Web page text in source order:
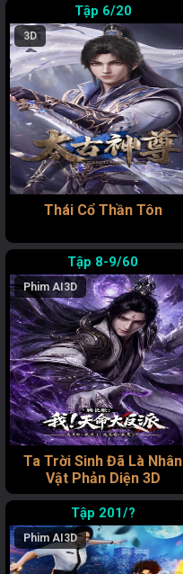
6/20
3D
Thái Cổ Thần Tôn
8-9/60
Phim AI 3D
Ta Trời Sinh Đã Là Nhân
Vật Phản Diện 3D
201/?
Phim AI 3D